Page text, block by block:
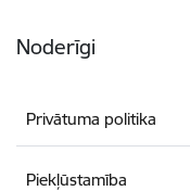
Noderīgi
Privātuma politika
Piekļūstamība